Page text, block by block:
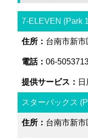
7-ELEVEN (Park
台南市新
06-
スターバックス
台南市新